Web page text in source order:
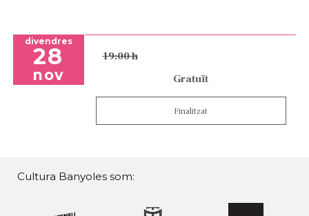
divendres
28
nov
19:00 h
Gratuït
Finalitzat
Cultura Banyoles som: